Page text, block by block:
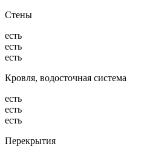
Стены
есть
есть
есть
Кровля, водосточная система
есть
есть
есть
Перекрытия